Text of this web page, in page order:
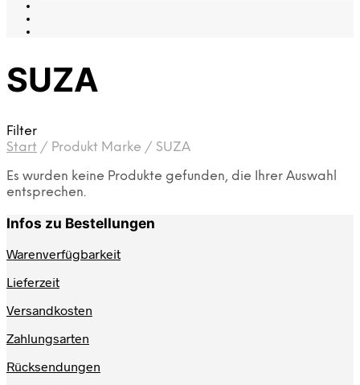
SUZA
Filter
Start / Produkt Marke / SUZA
Es wurden keine Produkte gefunden, die Ihrer Auswahl
entsprechen.
Infos zu Bestellungen
Warenverfügbarkeit
Lieferzeit
Versandkosten
Zahlungsarten
Rücksendungen